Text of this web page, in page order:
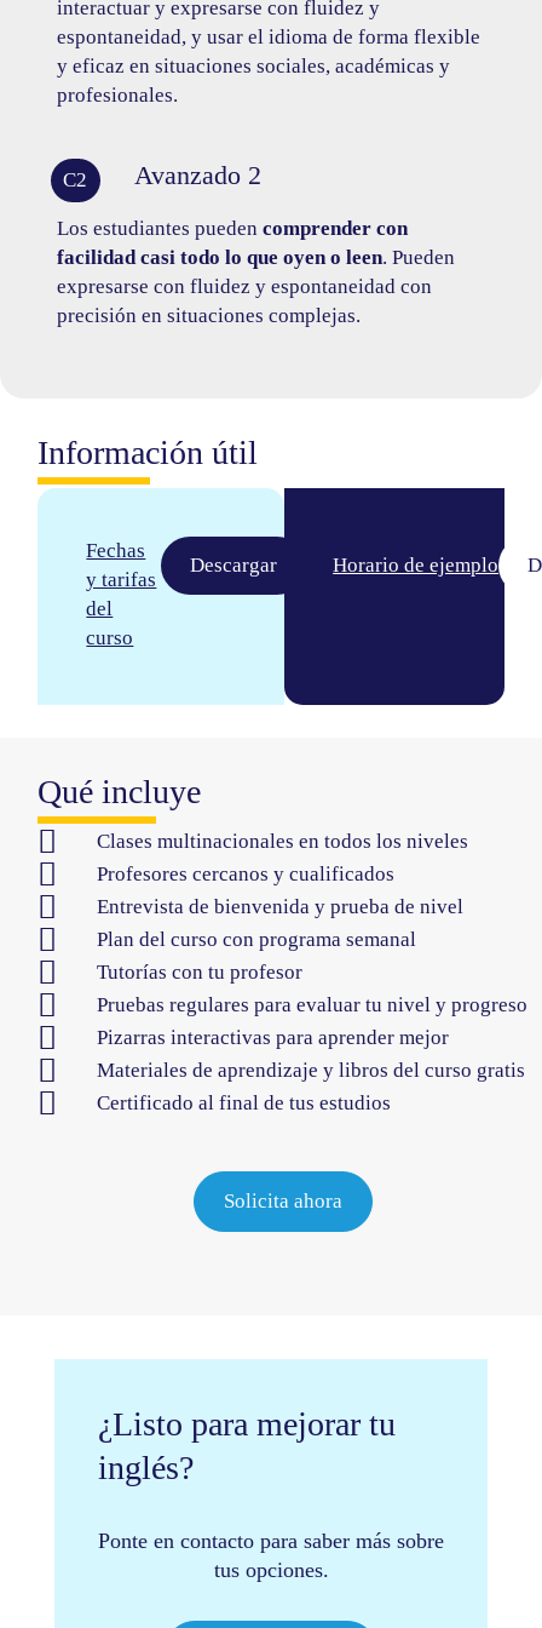
interactuar y expresarse con fluidez y
espontaneidad, y usar el idioma de forma flexible
y eficaz en situaciones sociales, académicas y
profesionales.
C2 Avanzado 2
Los estudiantes pueden comprender con
facilidad casi todo lo que oyen o leen. Pueden
expresarse con fluidez y espontaneidad con
precisión en situaciones complejas.
Información útil
Fechas
y tarifas
del
curso
Descargar Horario de ejemplo
Qué incluye
Clases multinacionales en todos los niveles
Profesores cercanos y cualificados
Entrevista de bienvenida y prueba de nivel
Plan del curso con programa semanal
Tutorías con tu profesor
Pruebas regulares para evaluar tu nivel y progreso
Pizarras interactivas para aprender mejor
Materiales de aprendizaje y libros del curso gratis
Certificado al final de tus estudios
Solicita ahora
¿Listo para mejorar tu
inglés?
Ponte en contacto para saber más sobre
tus opciones.